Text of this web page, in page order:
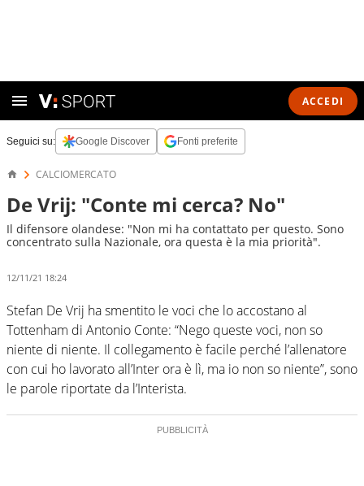
ACCEDI
Seguici su: Google Discover Fonti preferite
CALCIOMERCATO
De Vrij: "Conte mi cerca? No"
Il difensore olandese: "Non mi ha contattato per questo. Sono
concentrato sulla Nazionale, ora questa è la mia priorità".
12/11/21 18:24
Stefan De Vrij ha smentito le voci che lo accostano al
Tottenham di Antonio Conte: “Nego queste voci, non so
niente di niente. Il collegamento è facile perché l’allenatore
con cui ho lavorato all’Inter ora è lì, ma io non so niente”, sono
le parole riportate da l’Interista.